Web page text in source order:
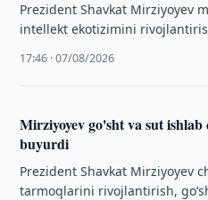
Prezident Shavkat Mirziyoyev
intellekt ekotizimini
taqdimot bilan tanishdi.
17:46 · 07/08/2026
Mirziyoyev go'sht va sut
buyurdi
Prezident Shavkat Mirziyoyev
tarmoqlarini rivojlantirish,